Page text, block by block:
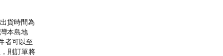
貨時間為
本島地
者可以至
則訂單將